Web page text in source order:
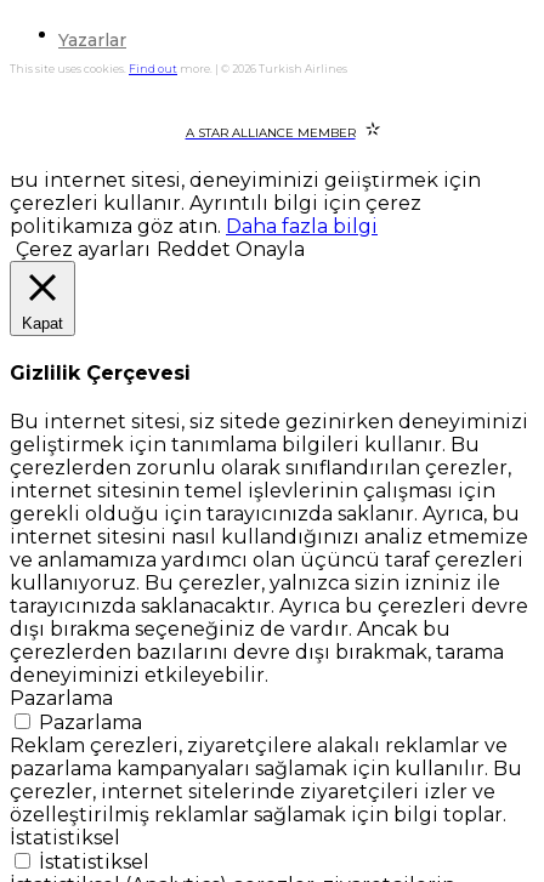
Yazarlar
This site uses cookies. Find out more. | © 2026 Turkish Airlines
A STAR ALLIANCE MEMBER
Bu internet sitesi, deneyiminizi geliştirmek için
çerezleri kullanır. Ayrıntılı bilgi için çerez
politikamıza göz atın. Daha fazla bilgi
Çerez ayarları Reddet Onayla
Kapat
Gizlilik Çerçevesi
Bu internet sitesi, siz sitede gezinirken deneyiminizi
geliştirmek için tanımlama bilgileri kullanır. Bu
çerezlerden zorunlu olarak sınıflandırılan çerezler,
internet sitesinin temel işlevlerinin çalışması için
gerekli olduğu için tarayıcınızda saklanır. Ayrıca, bu
internet sitesini nasıl kullandığınızı analiz etmemize
ve anlamamıza yardımcı olan üçüncü taraf çerezleri
kullanıyoruz. Bu çerezler, yalnızca sizin izniniz ile
tarayıcınızda saklanacaktır. Ayrıca bu çerezleri devre
dışı bırakma seçeneğiniz de vardır. Ancak bu
çerezlerden bazılarını devre dışı bırakmak, tarama
deneyiminizi etkileyebilir.
Pazarlama
Pazarlama
Reklam çerezleri, ziyaretçilere alakalı reklamlar ve
pazarlama kampanyaları sağlamak için kullanılır. Bu
çerezler, internet sitelerinde ziyaretçileri izler ve
özelleştirilmiş reklamlar sağlamak için bilgi toplar.
İstatistiksel
İstatistiksel